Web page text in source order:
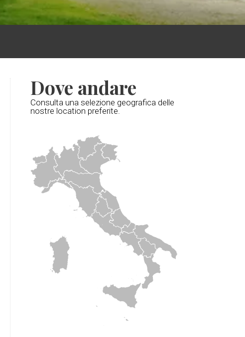
Dove andare
Consulta una selezione geografica delle
nostre location preferite.